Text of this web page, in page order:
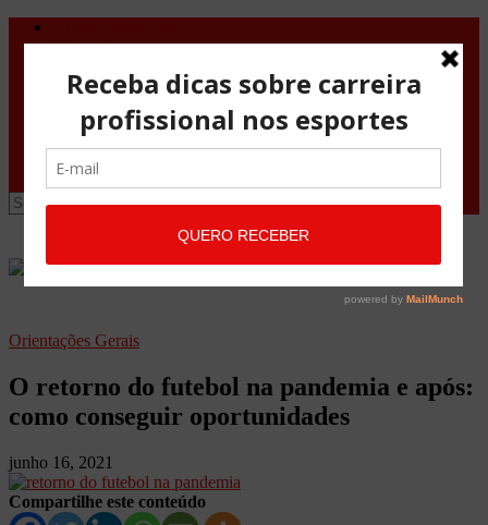
Vistos de viagem
Orientações Gerais
Fale Conosco
Advocacia Maria Pessoa
Advocacia Maria Pessoa Desportivo
Orientações Gerais
O retorno do futebol na pandemia e após:
como conseguir oportunidades
junho 16, 2021
Compartilhe este conteúdo